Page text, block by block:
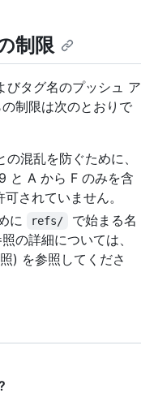
制限
びタグ名のプッシュ ア
制限は次のとおりで
混乱を防ぐために、
と A から F のみを含
されていません。
に
refs/
で始まる名
の詳細については、
) を参照してくださ